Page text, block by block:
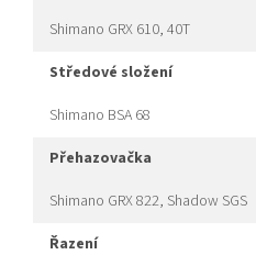
Shimano GRX 610, 40T
středové složení
Shimano BSA 68
přehazovačka
Shimano GRX 822, Shadow SGS
řazení